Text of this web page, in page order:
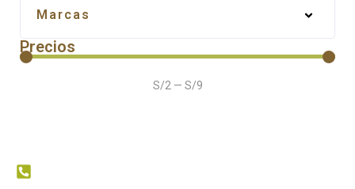
Marcas
Precios
S/2 — S/9